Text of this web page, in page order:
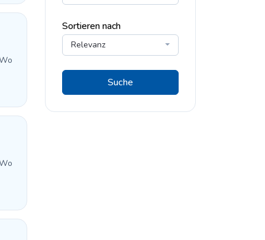
Sortieren nach
Relevanz
Suche